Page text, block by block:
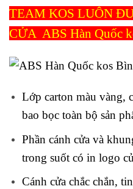
TEAM KOS LUÔN
CỬA ABS Hàn Quốc
Lớp carton màu vàng,
bao bọc toàn bộ sản
Phần cánh cửa và
trong suốt có in logo
Cánh cửa chắc chắn,